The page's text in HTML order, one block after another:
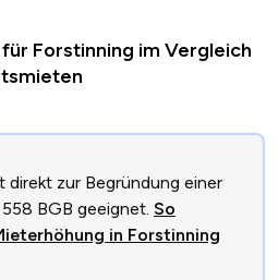
Forstinning im Vergleich
direkt zur Begründung einer
BGB geeignet. So
in Forstinning